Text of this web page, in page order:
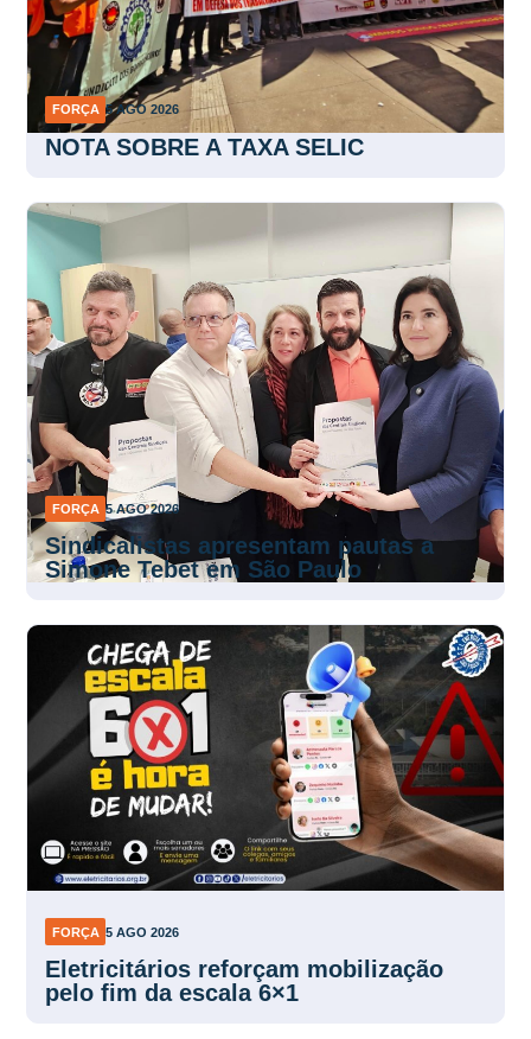
FORÇA 5 AGO 2026
NOTA SOBRE A TAXA SELIC
FORÇA 5 AGO 2026
Sindicalistas apresentam pautas a
Simone Tebet em São Paulo
FORÇA 5 AGO 2026
Eletricitários reforçam mobilização
pelo fim da escala 6×1